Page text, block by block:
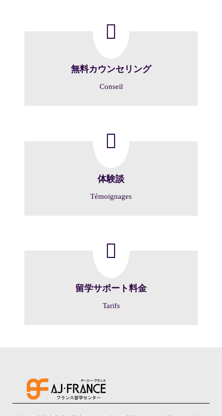
無料カウンセリング
Conseil
体験談
Témoignages
留学サポート料金
Tarifs